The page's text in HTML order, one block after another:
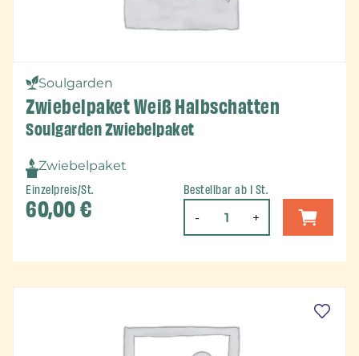
Soulgarden
Zwiebelpaket Weiß Halbschatten
Soulgarden Zwiebelpaket
Zwiebelpaket
Einzelpreis/St.
60,00€
Bestellbar ab 1 St.
- +